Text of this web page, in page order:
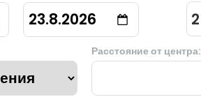
23.8.2026
Расстояние от центра: